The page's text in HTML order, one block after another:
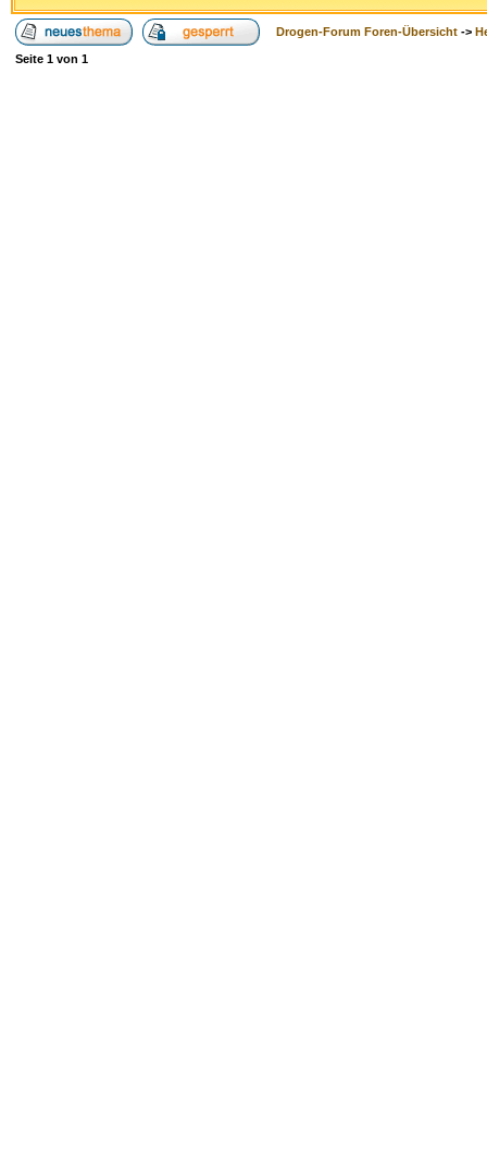
Drogen-Forum Foren-Übersicht ->
Seite 1 von 1